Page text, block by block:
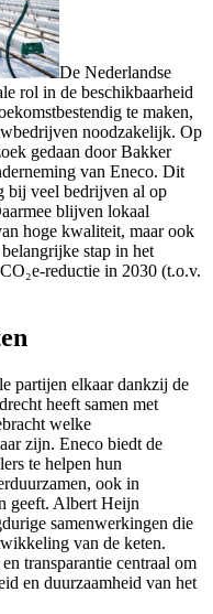
De Nederlandse
rol in de beschikbaarheid
te maken,
noodzakelijk. Op
gedaan door Bakker
van Eneco. Dit
bij veel bedrijven al op
blijven lokaal
hoge kwaliteit, maar ook
stap in het
reductie in 2030 (t.o.v.
partijen elkaar dankzij de
heeft samen met
welke
zijn. Eneco biedt de
te helpen hun
ook in
geeft. Albert Heijn
samenwerkingen die
van de keten.
transparantie centraal om
en duurzaamheid van het